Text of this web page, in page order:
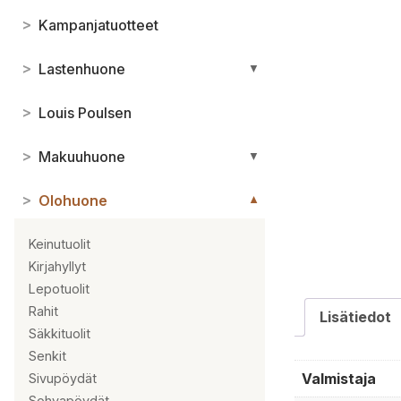
> Kampanjatuotteet
> Lastenhuone ▼
> Louis Poulsen
> Makuuhuone ▼
> Olohuone ▼
Keinutuolit
Kirjahyllyt
Lepotuolit
Rahit
Säkkituolit
Senkit
Sivupöydät
Lisätiedot
Valmistaja